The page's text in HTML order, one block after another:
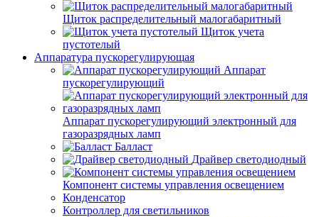
Щиток распределительный малогабаритный
Щиток учета
пустотелый
Аппаратура пускорегулирующая
Аппарат
пускорегулирующий
Аппарат пускорегулирующий электронный для
газоразрядных ламп
Балласт
Драйвер светодиодный
Компонент системы управления освещением
Конденсатор
Контроллер для светильников